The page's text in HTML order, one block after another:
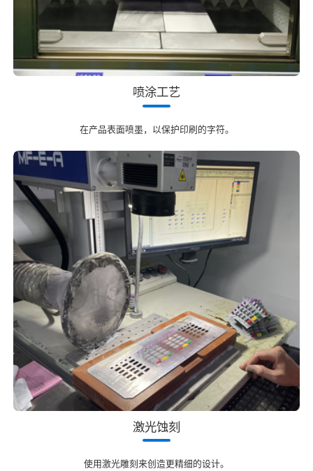
喷涂工艺
在产品表面喷墨，以保护印刷的字符。
激光蚀刻
使用激光雕刻来创造更精细的设计。